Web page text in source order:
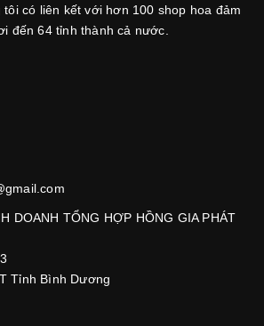
tôi có liên kết với hơn 100 shop hoa đảm
đến 64 tỉnh thành cả nước.
DOANH TỔNG HỢP HỒNG GIA PHÁT
Tỉnh Bình Dương